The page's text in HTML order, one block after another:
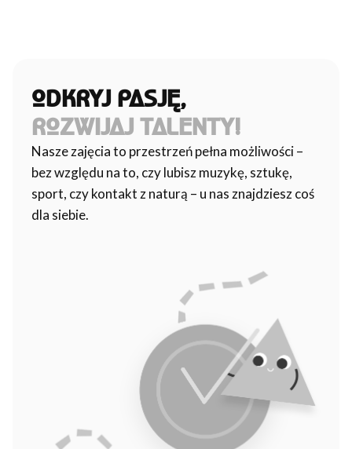
ODKRYJ PASJĘ,
ROZWIJAJ TALENTY!
Nasze zajęcia to przestrzeń pełna możliwości –
bez względu na to, czy lubisz muzykę, sztukę,
sport, czy kontakt z naturą – u nas znajdziesz coś
dla siebie.